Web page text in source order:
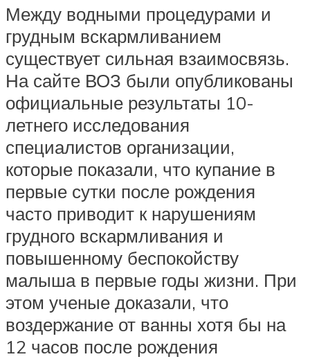
Между водными процедурами и
грудным вскармливанием
существует сильная взаимосвязь.
На сайте ВОЗ были опубликованы
официальные результаты 10-
летнего исследования
специалистов организации,
которые показали, что купание в
первые сутки после рождения
часто приводит к нарушениям
грудного вскармливания и
повышенному беспокойству
малыша в первые годы жизни. При
этом ученые доказали, что
воздержание от ванны хотя бы на
12 часов после рождения